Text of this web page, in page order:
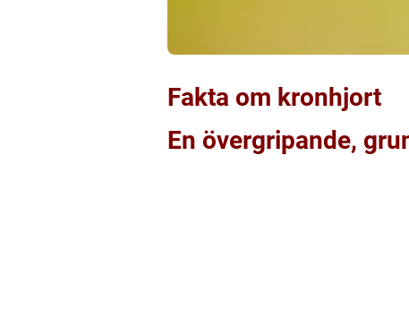
Fakta om kronhjort
En övergripande,